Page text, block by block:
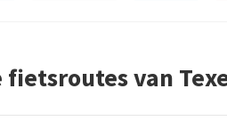
fietsroutes van